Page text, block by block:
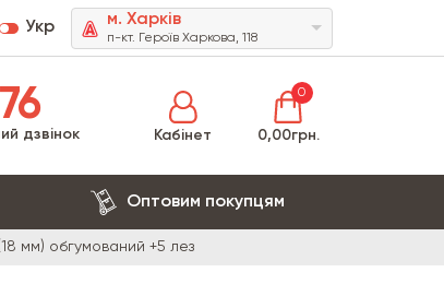
Укр м. Харків
п-кт. Героїв Харкова, 118
дзвінок Кабінет
0
0,00грн.
Оптовим покупцям
мм) обгумований +5 лез